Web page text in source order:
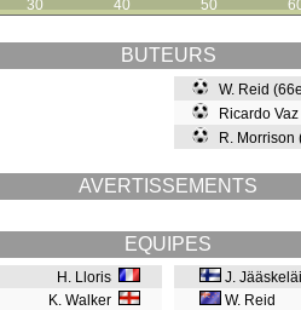
30 40 50
BUTEURS
W. Reid
Ricardo
R.
AVERTISSEMENTS
EQUIPES
H. Lloris
K. Walker
J.
W. Reid